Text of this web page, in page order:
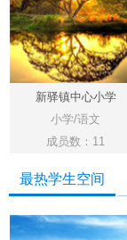
新驿镇中心小学
fanyuyuan的圈子
小学/语文
成员数：11
最热学生空间